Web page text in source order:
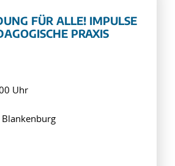
FÜR ALLE! IMPULSE
PRAXIS
Uhr